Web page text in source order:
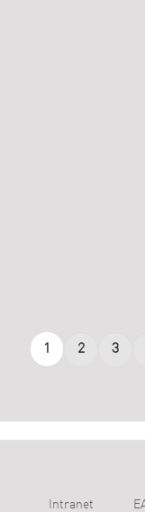
1 2 3
Intranet